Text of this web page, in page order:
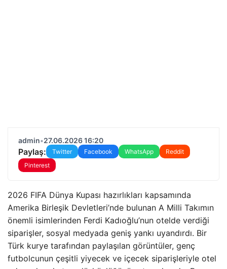
admin•27.06.2026 16:20
Paylaş: Twitter Facebook WhatsApp
Reddit
Pinterest
2026 FIFA Dünya Kupası hazırlıkları kapsamında
Amerika Birleşik Devletleri’nde bulunan A Milli Takımın
önemli isimlerinden Ferdi Kadıoğlu’nun otelde verdiği
siparişler, sosyal medyada geniş yankı uyandırdı. Bir
Türk kurye tarafından paylaşılan görüntüler, genç
futbolcunun çeşitli yiyecek ve içecek siparişleriyle otel